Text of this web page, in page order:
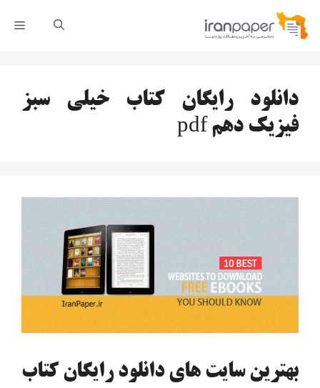
پرش
دانلود رایگان کتاب خیلی سبز
فیزیک دهم pdf
بهترین سایت های دانلود رایگان کتاب